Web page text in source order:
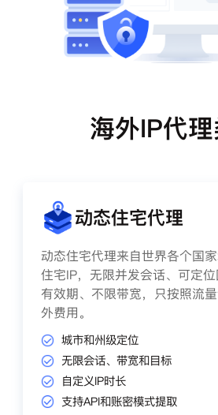
海外IP代
动态住宅代理
动态住宅代理来自世界各个国
住宅IP，无限并发会话、可定
有效期、不限带宽，只按照流
外费用。
城市和州级定位
无限会话、带宽和目标
自定义IP时长
支持API和账密模式提取